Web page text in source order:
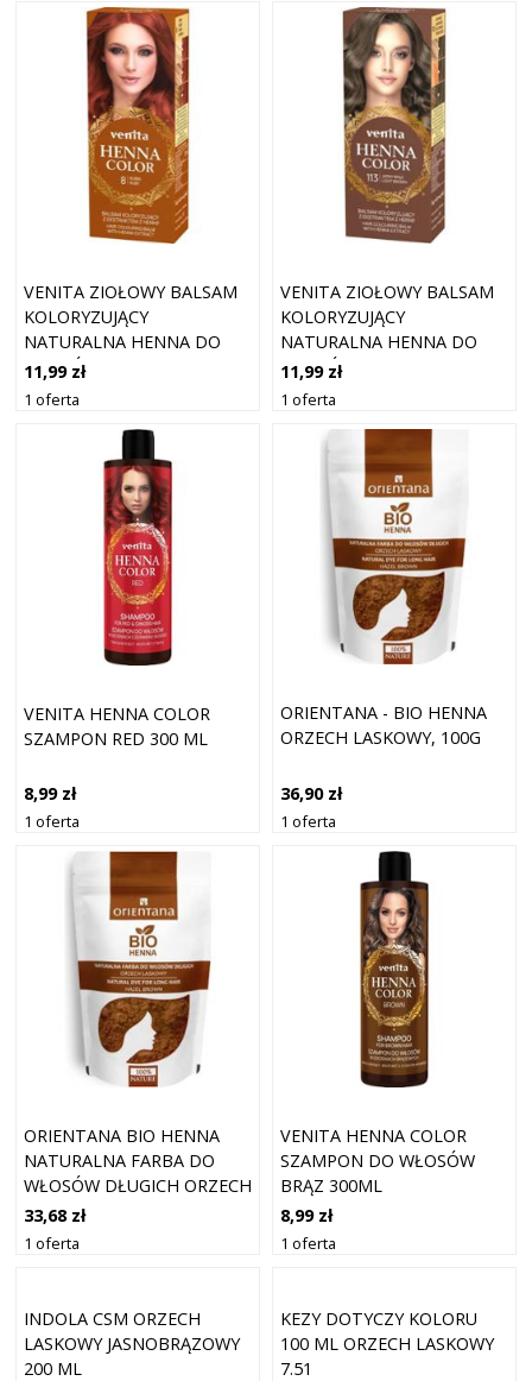
VENITA ZIOŁOWY BALSAM
KOLORYZUJĄCY
NATURALNA HENNA DO
WŁOSÓW 08 RUBIN
11,99 zł
1 oferta
VENITA ZIOŁOWY BALSAM
KOLORYZUJĄCY
NATURALNA HENNA DO
WŁOSÓW 113 JASNY BRĄZ
11,99 zł
1 oferta
VENITA HENNA COLOR
SZAMPON RED 300 ML
8,99 zł
1 oferta
ORIENTANA - BIO HENNA
ORZECH LASKOWY, 100G
36,90 zł
1 oferta
ORIENTANA BIO HENNA
NATURALNA FARBA DO
WŁOSÓW DŁUGICH ORZECH
LASKOWY
33,68 zł
1 oferta
VENITA HENNA COLOR
SZAMPON DO WŁOSÓW
BRĄZ 300ML
8,99 zł
1 oferta
INDOLA CSM ORZECH
LASKOWY JASNOBRĄZOWY
200 ML
KEZY DOTYCZY KOLORU
100 ML ORZECH LASKOWY
7.51